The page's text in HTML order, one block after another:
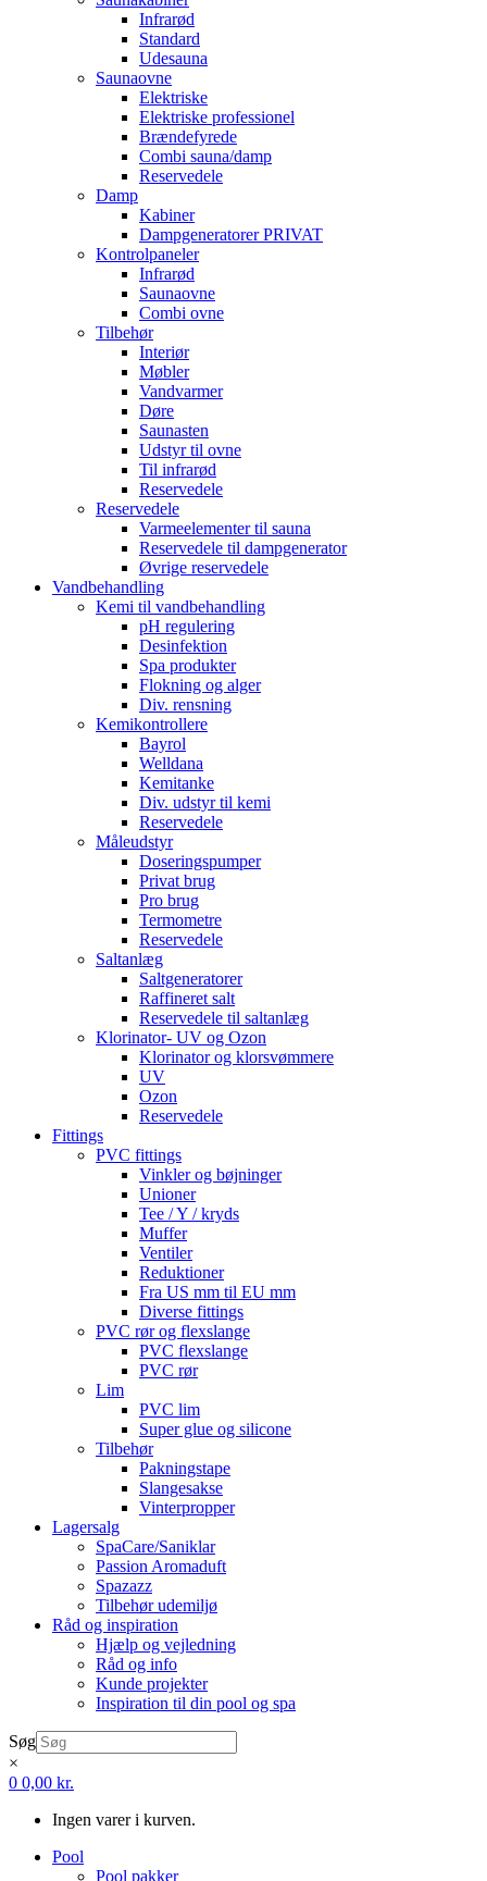
Infrarød
Standard
Udesauna
Saunaovne
Elektriske
Elektriske professionel
Brændefyrede
Combi sauna/damp
Reservedele
Damp
Kabiner
Dampgeneratorer PRIVAT
Kontrolpaneler
Infrarød
Saunaovne
Combi ovne
Tilbehør
Interiør
Møbler
Vandvarmer
Døre
Saunasten
Udstyr til ovne
Til infrarød
Reservedele
Reservedele
Varmeelementer til sauna
Reservedele til dampgenerator
Øvrige reservedele
Vandbehandling
Kemi til vandbehandling
pH regulering
Desinfektion
Spa produkter
Flokning og alger
Div. rensning
Kemikontrollere
Bayrol
Welldana
Kemitanke
Div. udstyr til kemi
Reservedele
Måleudstyr
Doseringspumper
Privat brug
Pro brug
Termometre
Reservedele
Saltanlæg
Saltgeneratorer
Raffineret salt
Reservedele til saltanlæg
Klorinator- UV og Ozon
Klorinator og klorsvømmere
UV
Ozon
Reservedele
Fittings
PVC fittings
Vinkler og bøjninger
Unioner
Tee / Y / kryds
Muffer
Ventiler
Reduktioner
Fra US mm til EU mm
Diverse fittings
PVC rør og flexslange
PVC flexslange
PVC rør
Lim
PVC lim
Super glue og silicone
Tilbehør
Pakningstape
Slangesakse
Vinterpropper
Lagersalg
SpaCare/Saniklar
Passion Aromaduft
Spazazz
Tilbehør udemiljø
Råd og inspiration
Hjælp og vejledning
Råd og info
Kunde projekter
Inspiration til din pool og spa
Søg
×
0 0,00 kr.
Ingen varer i kurven.
Pool
Pool pakker